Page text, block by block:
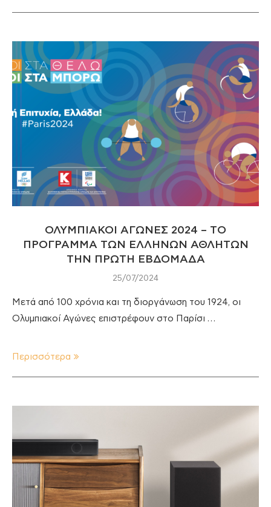
ΟΛΥΜΠΙΑΚΟΙ ΑΓΩΝΕΣ 2024 – ΤΟ
ΠΡΟΓΡΑΜΜΑ ΤΩΝ ΕΛΛΗΝΩΝ ΑΘΛΗΤΩΝ
ΤΗΝ ΠΡΩΤΗ ΕΒΔΟΜΑΔΑ
25/07/2024
Μετά από 100 χρόνια και τη διοργάνωση του 1924, οι
Ολυμπιακοί Αγώνες επιστρέφουν στο Παρίσι …
Περισσότερα